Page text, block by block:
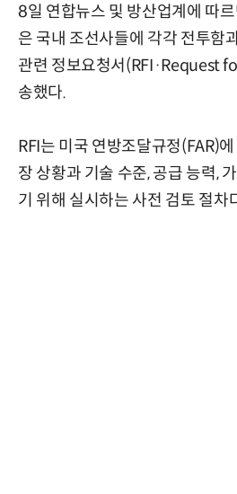
8일 연합뉴스 및 방산업계에 따
은 국내 조선사들에 각각 전투함
관련 정보요청서(RFI·Request
송했다.
RFI는 미국 연방조달규정(FAR)에
장 상황과 기술 수준, 공급 능력,
기 위해 실시하는 사전 검토 절차